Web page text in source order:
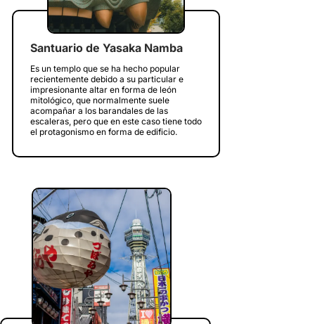
Santuario de Yasaka Namba
Es un templo que se ha hecho popular
recientemente debido a su particular e
impresionante altar en forma de león
mitológico, que normalmente suele
acompañar a los barandales de las
escaleras, pero que en este caso tiene todo
el protagonismo en forma de edificio.